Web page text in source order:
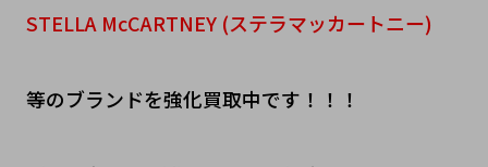
STELLA McCARTNEY (ステラマッカートニー)
等のブランドを強化買取中です！！！